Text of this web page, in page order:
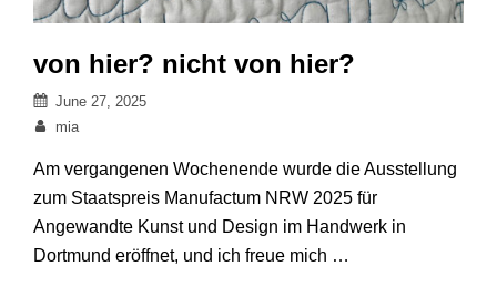
von hier? nicht von hier?
Posted
on
June 27, 2025
By
mia
Am vergangenen Wochenende wurde die Ausstellung
zum Staatspreis Manufactum NRW 2025 für
Angewandte Kunst und Design im Handwerk in
Dortmund eröffnet, und ich freue mich …